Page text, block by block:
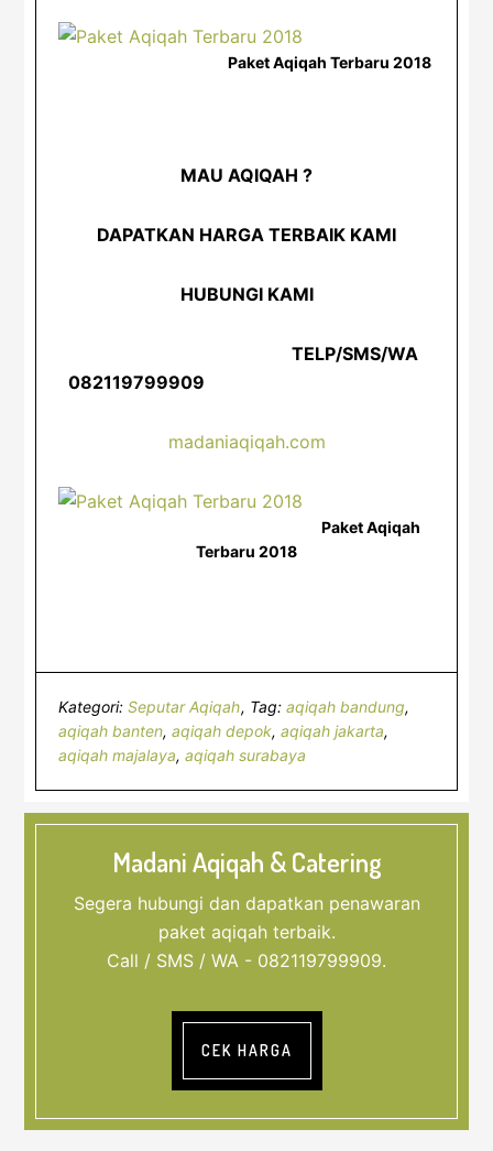
Paket Aqiqah Terbaru 2018
MAU AQIQAH ?
DAPATKAN HARGA TERBAIK KAMI
HUBUNGI KAMI
TELP/SMS/WA
082119799909
madaniaqiqah.com
Paket Aqiqah
Terbaru 2018
Kategori:Seputar Aqiqah Tag:aqiqah bandung,
aqiqah banten,aqiqah depok,aqiqah jakarta,
aqiqah majalaya,aqiqah surabaya
Madani Aqiqah & Catering
Segera hubungi dan dapatkan penawaran
paket aqiqah terbaik.
Call / SMS / WA - 082119799909.
CEK HARGA